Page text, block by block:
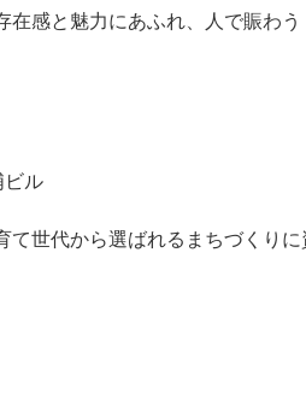
在感と魅力にあふれ、人で賑わ
ビル
て世代から選ばれるまちづくり